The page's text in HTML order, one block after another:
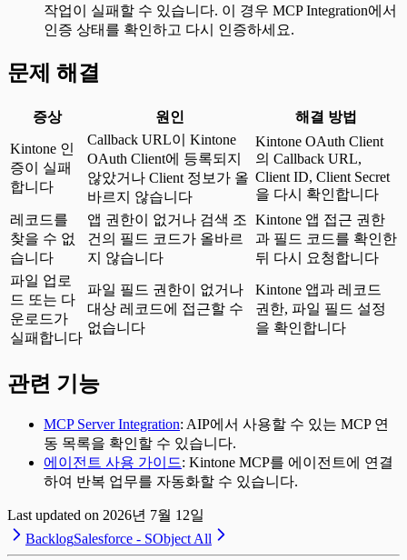
작업이 실패할 수 있습니다. 이 경우 MCP Integration에서
인증 상태를 확인하고 다시 인증하세요.
문제 해결
증상 원인 해결 방법
Kintone 인
증이 실패
합니다
Callback URL이 Kintone
OAuth Client에 등록되지
않았거나 Client 정보가 올
바르지 않습니다
Kintone OAuth Client
의 Callback URL,
Client ID, Client Secret
을 다시 확인합니다
레코드를
찾을 수 없
습니다
앱 권한이 없거나 검색 조
건의 필드 코드가 올바르
지 않습니다
Kintone 앱 접근 권한
과 필드 코드를 확인한
뒤 다시 요청합니다
파일 업로
드 또는 다
운로드가
실패합니다
파일 필드 권한이 없거나
대상 레코드에 접근할 수
없습니다
Kintone 앱과 레코드
권한, 파일 필드 설정
을 확인합니다
관련 기능
MCP Server Integration: AIP에서 사용할 수 있는 MCP 연
동 목록을 확인할 수 있습니다.
에이전트 사용 가이드: Kintone MCP를 에이전트에 연결
하여 반복 업무를 자동화할 수 있습니다.
Last updated on 2026년 7월 12일
BacklogSalesforce - SObject All